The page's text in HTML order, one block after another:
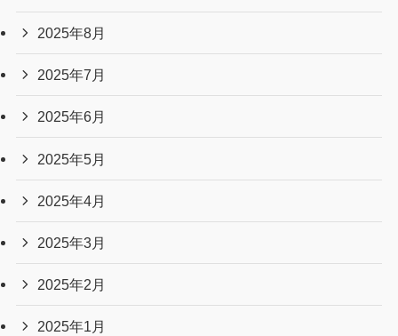
2025年8月
2025年7月
2025年6月
2025年5月
2025年4月
2025年3月
2025年2月
2025年1月